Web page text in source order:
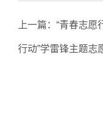
上一篇： “青春志愿
行动”学雷锋主题志